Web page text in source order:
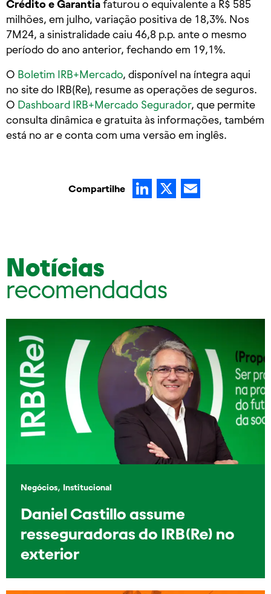
Crédito e Garantiafaturou o equivalente a R$ 585
milhões, em julho, variação positiva de 18,3%. Nos
7M24, a sinistralidade caiu 46,8 p.p. ante o mesmo
período do ano anterior, fechando em 19,1%.
O Boletim IRB+Mercado, disponível na íntegra aqui
no site do IRB(Re), resume as operações de seguros.
O Dashboard IRB+Mercado Segurador, que permite
consulta dinâmica e gratuita às informações, também
está no ar e conta com uma versão em inglês.
Compartilhe LinkedIn
X
Notícias
recomendadas
Negócios, Institucional
Daniel Castillo assume
resseguradoras do IRB(Re) no
exterior